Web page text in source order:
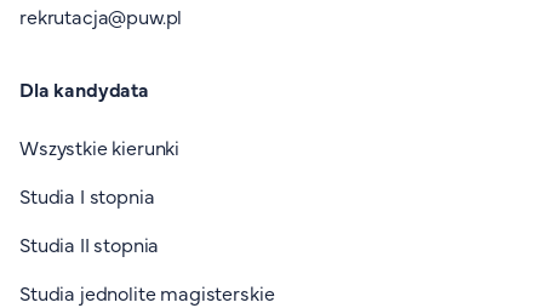
rekrutacja@puw.pl
Dla kandydata
Wszystkie kierunki
Studia I stopnia
Studia II stopnia
Studia jednolite magisterskie